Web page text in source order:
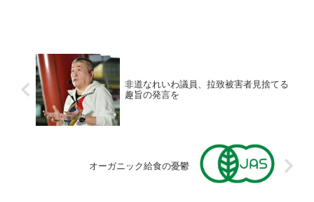
非道なれいわ議員、拉致被害者見捨てる
趣旨の発言を
オーガニック給食の憂鬱